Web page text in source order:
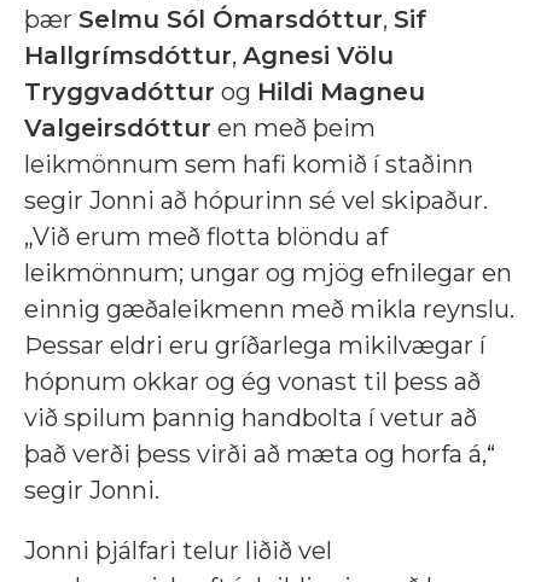
þær Selmu Sól Ómarsdóttur, Sif
Hallgrímsdóttur, Agnesi Völu
Tryggvadóttur og Hildi Magneu
Valgeirsdóttur en með þeim
leikmönnum sem hafi komið í staðinn
segir Jonni að hópurinn sé vel skipaður.
„Við erum með flotta blöndu af
leikmönnum; ungar og mjög efnilegar en
einnig gæðaleikmenn með mikla reynslu.
Þessar eldri eru gríðarlega mikilvægar í
hópnum okkar og ég vonast til þess að
við spilum þannig handbolta í vetur að
það verði þess virði að mæta og horfa á,“
segir Jonni.
Jonni þjálfari telur liðið vel